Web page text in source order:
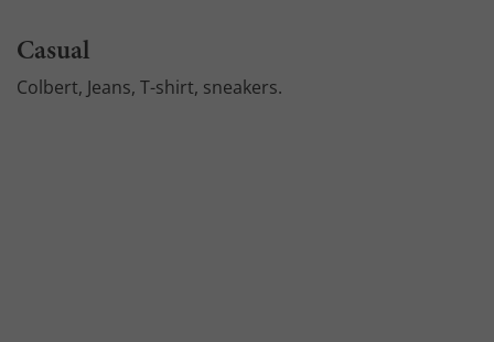
Casual
Colbert, Jeans, T-shirt, sneakers.